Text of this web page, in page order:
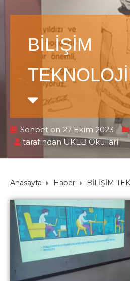
BİLİŞİM
Sohbet on 27 Ekim 2023
tarafından UKEB Okulları
Anasayfa Haber BİLİŞİM